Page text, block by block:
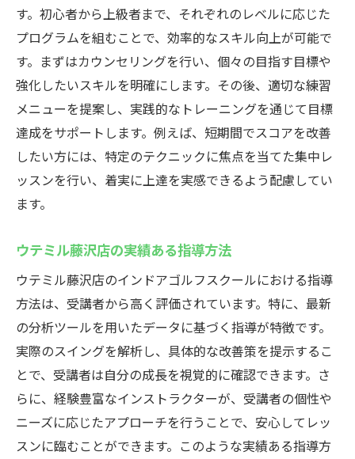
す。初心者から上級者まで、それぞれのレベルに応じた
プログラムを組むことで、効率的なスキル向上が可能で
す。まずはカウンセリングを行い、個々の目指す目標や
強化したいスキルを明確にします。その後、適切な練習
メニューを提案し、実践的なトレーニングを通じて目標
達成をサポートします。例えば、短期間でスコアを改善
したい方には、特定のテクニックに焦点を当てた集中レ
ッスンを行い、着実に上達を実感できるよう配慮してい
ます。
ウテミル藤沢店の実績ある指導方法
ウテミル藤沢店のインドアゴルフスクールにおける指導
方法は、受講者から高く評価されています。特に、最新
の分析ツールを用いたデータに基づく指導が特徴です。
実際のスイングを解析し、具体的な改善策を提示するこ
とで、受講者は自分の成長を視覚的に確認できます。さ
らに、経験豊富なインストラクターが、受講者の個性や
ニーズに応じたアプローチを行うことで、安心してレッ
スンに臨むことができます。このような実績ある指導方